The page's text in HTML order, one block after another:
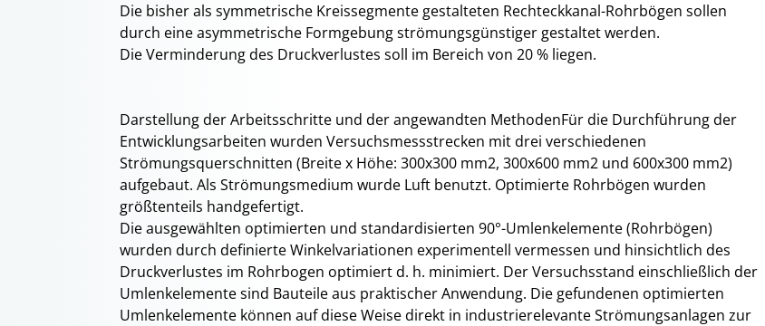
Die bisher als symmetrische Kreissegmente gestalteten Rechteckkanal-Rohrbögen sollen
durch eine asymmetrische Formgebung strömungsgünstiger gestaltet werden.
Die Verminderung des Druckverlustes soll im Bereich von 20 % liegen.
Darstellung der Arbeitsschritte und der angewandten MethodenFür die Durchführung der
Entwicklungsarbeiten wurden Versuchsmessstrecken mit drei verschiedenen
Strömungsquerschnitten (Breite x Höhe: 300x300 mm2, 300x600 mm2 und 600x300 mm2)
aufgebaut. Als Strömungsmedium wurde Luft benutzt. Optimierte Rohrbögen wurden
größtenteils handgefertigt.
Die ausgewählten optimierten und standardisierten 90°-Umlenkelemente (Rohrbögen)
wurden durch definierte Winkelvariationen experimentell vermessen und hinsichtlich des
Druckverlustes im Rohrbogen optimiert d. h. minimiert. Der Versuchsstand einschließlich der
Umlenkelemente sind Bauteile aus praktischer Anwendung. Die gefundenen optimierten
Umlenkelemente können auf diese Weise direkt in industrierelevante Strömungsanlagen zur